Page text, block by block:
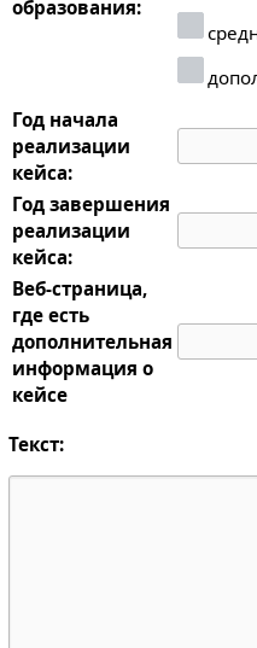
образования:
Год начала
реализации
кейса:
Год завершения
реализации
кейса:
Веб-страница,
где есть
дополнительная
информация о
кейсе
Текст: